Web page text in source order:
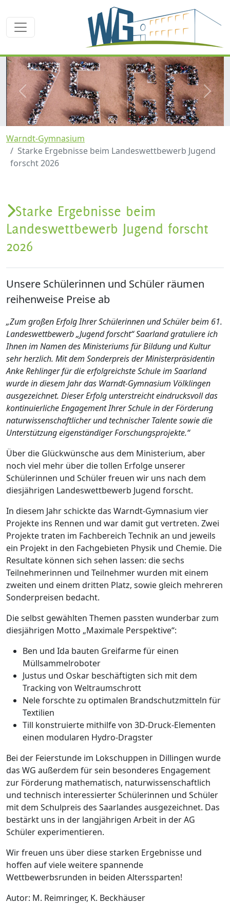
zurück
Warndt-Gymnasium
Starke Ergebnisse beim Landeswettbewerb Jugend
forscht 2026
Starke Ergebnisse beim
Landeswettbewerb Jugend forscht
2026
Unsere Schülerinnen und Schüler räumen
reihenweise Preise ab
„Zum großen Erfolg Ihrer Schülerinnen und Schüler beim 61.
Landeswettbewerb „Jugend forscht“ Saarland gratuliere ich
Ihnen im Namen des Ministeriums für Bildung und Kultur
sehr herzlich. Mit dem Sonderpreis der Ministerpräsidentin
Anke Rehlinger für die erfolgreichste Schule im Saarland
wurde in diesem Jahr das Warndt-Gymnasium Völklingen
ausgezeichnet. Dieser Erfolg unterstreicht eindrucksvoll das
kontinuierliche Engagement Ihrer Schule in der Förderung
naturwissenschaftlicher und technischer Talente sowie die
Unterstützung eigenständiger Forschungsprojekte.“
Über die Glückwünsche aus dem Ministerium, aber
noch viel mehr über die tollen Erfolge unserer
Schülerinnen und Schüler freuen wir uns nach dem
diesjährigen Landeswettbewerb Jugend forscht.
In diesem Jahr schickte das Warndt-Gymnasium vier
Projekte ins Rennen und war damit gut vertreten. Zwei
Projekte traten im Fachbereich Technik an und jeweils
ein Projekt in den Fachgebieten Physik und Chemie. Die
Resultate können sich sehen lassen: die sechs
Teilnehmerinnen und Teilnehmer wurden mit einem
zweiten und einem dritten Platz, sowie gleich mehreren
Sonderpreisen bedacht.
Die selbst gewählten Themen passten wunderbar zum
diesjährigen Motto „Maximale Perspektive“:
Ben und Ida bauten Greifarme für einen
Müllsammelroboter
Justus und Oskar beschäftigten sich mit dem
Tracking von Weltraumschrott
Nele forschte zu optimalen Brandschutzmitteln für
Textilien
Till konstruierte mithilfe von 3D-Druck-Elementen
einen modularen Hydro-Dragster
Bei der Feierstunde im Lokschuppen in Dillingen wurde
das WG außerdem für sein besonderes Engagement
zur Förderung mathematisch, naturwissenschaftlich
und technisch interessierter Schülerinnen und Schüler
mit dem Schulpreis des Saarlandes ausgezeichnet. Das
bestärkt uns in der langjährigen Arbeit in der AG
Schüler experimentieren.
Wir freuen uns über diese starken Ergebnisse und
hoffen auf viele weitere spannende
Wettbewerbsrunden in beiden Alterssparten!
Autor: M. Reimringer, K. Beckhäuser